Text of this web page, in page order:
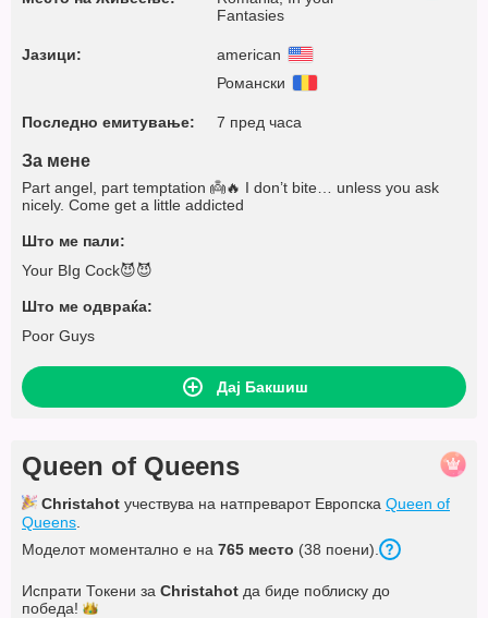
Fantasies
Јазици:
american
Романски
Последно емитување: 7 пред часа
За мене
Part angel, part temptation 👼🔥 I don’t bite… unless you ask
nicely. Come get a little addicted
Што ме пали:
Your BIg Cock😈😈
Што ме одвраќа:
Poor Guys
Дај Бакшиш
Queen of Queens
Christahot учествува на натпреварот Европска Queen of
Queens
Моделот моментално е на 765 место (38 поени).
Испрати Токени за Christahot да биде поблиску до
победа!